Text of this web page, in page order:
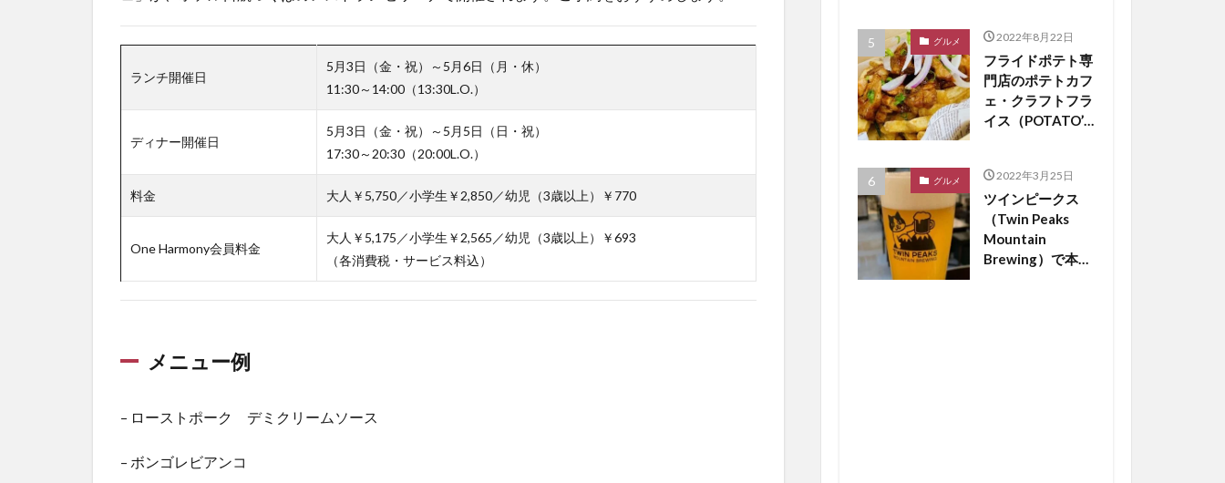
ランチ開催日
5月3日（金・祝）～5月6日（月・休）
11:30～14:00（13:30L.O.）
ディナー開催日
5月3日（金・祝）～5月5日（日・祝）
17:30～20:30（20:00L.O.）
料金 大人￥5,750／小学生￥2,850／幼児（3歳以上）￥770
One Harmony会員料金
大人￥5,175／小学生￥2,565／幼児（3歳以上）￥693
（各消費税・サービス料込）
メニュー例
– ローストポーク デミクリームソース
– ボンゴレビアンコ
グルメ 2022年8月22日
フライドポテト専
門店のポテトカフ
ェ・クラフトフラ
イス（POTATO’S
くば市松代にオー
プン【つくば開
店】
グルメ 2022年3月25日
ツインピークス
（Twin Peaks
Mountain
Brewing）で本場